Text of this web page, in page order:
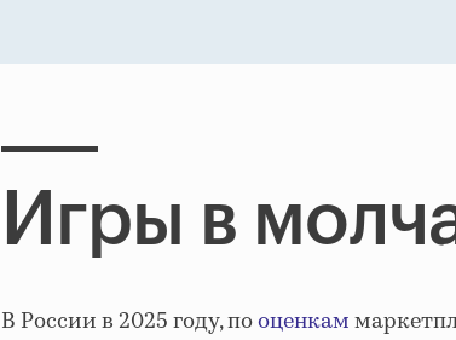
Игры в
В России в 2025 году, пооценкам